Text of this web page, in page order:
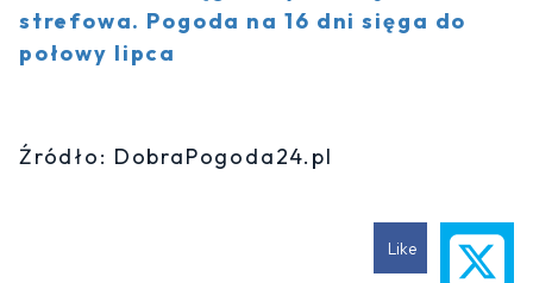
strefowa. Pogoda na 16 dni sięga do
połowy lipca
Źródło: DobraPogoda24.pl
Like